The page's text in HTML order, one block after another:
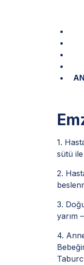
1.
sütü
2.
3.
yarım
4.